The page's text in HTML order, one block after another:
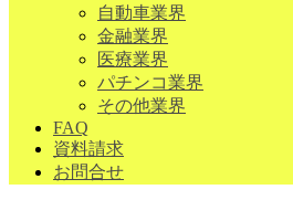
自動車業界
金融業界
医療業界
パチンコ業界
その他業界
FAQ
資料請求
お問合せ